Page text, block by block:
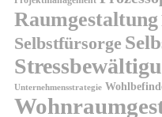
Raumgestaltung
Selbstfürsorge
Unternehmensstrategie